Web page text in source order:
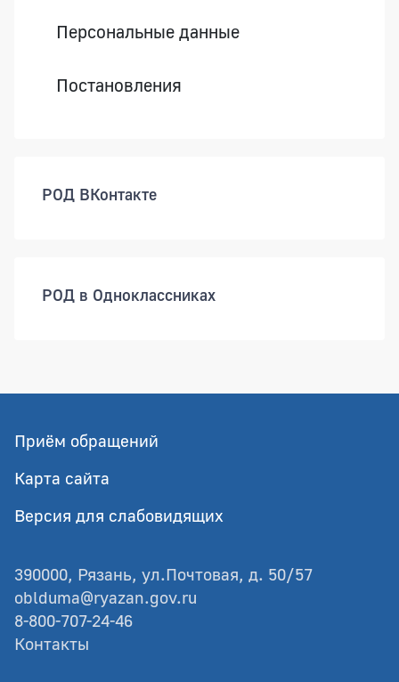
Персональные данные
Постановления
РОД ВКонтакте
РОД в Одноклассниках
Приём обращений
Карта сайта
Версия для слабовидящих
390000, Рязань, ул.Почтовая, д. 50/57
oblduma@ryazan.gov.ru
8-800-707-24-46
Контакты